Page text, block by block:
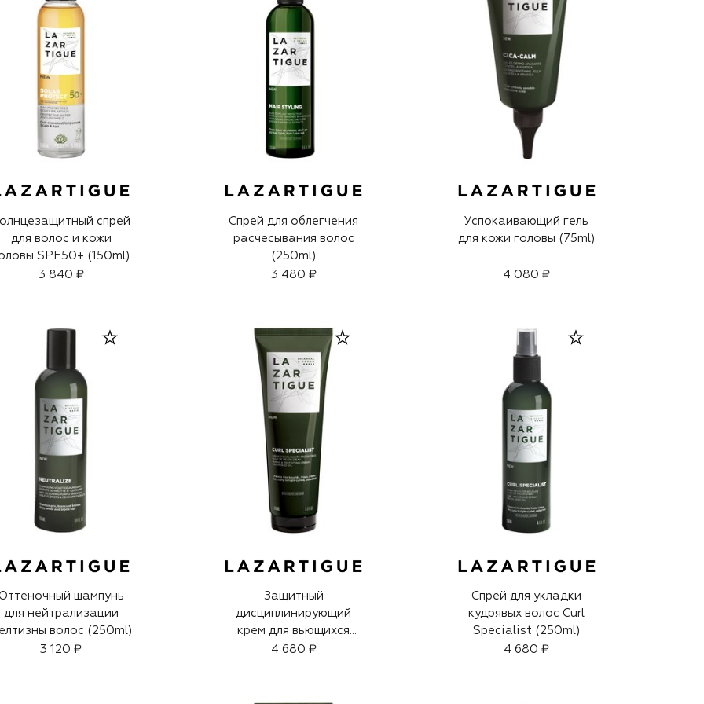
спрей
для волос и кожи
SPF50+ (150ml)
3 840 ₽
Спрей для облегчения
расчесывания волос
(250ml)
3 480 ₽
Успокаивающий гель
для кожи головы (75ml)
4 080 ₽
шампунь
для нейтрализации
волос (250ml)
3 120 ₽
Защитный
дисциплинирующий
крем для вьющихся
волос Curl Specialist
4 680 ₽
Спрей для укладки
кудрявых волос Curl
Specialist (250ml)
4 680 ₽